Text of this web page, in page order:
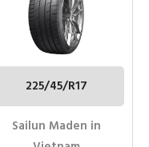
225/45/R17
Sailun Maden in